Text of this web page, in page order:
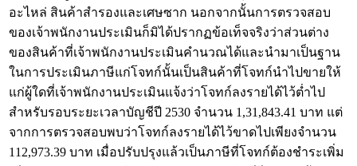
อะไหล่ สินค้าสำรองและเศษซาก นอกจากนั้นการตรวจสอบ
ของเจ้าพนักงานประเมินก็มิได้ปรากฏข้อเท็จจริงว่าส่วนต่าง
ของสินค้าที่เจ้าพนักงานประเมินคำนวณได้และนำมาเป็นฐาน
ในการประเมินภาษีแก่โจทก์นั้นเป็นสินค้าที่โจทก์นำไปขายให้
แก่ผู้ใดที่เจ้าพนักงานประเมินแจ้งว่าโจทก์ลงรายได้ไว้ต่ำไป
สำหรับรอบระยะเวลาบัญชีปี 2530 จำนวน 1,31,843.41 บาท แต่
จากการตรวจสอบพบว่าโจทก์ลงรายได้ไว้ขาดไปเพียงจำนวน
112,973.39 บาท เมื่อปรับปรุงแล้วเป็นภาษีที่โจทก์ต้องชำระเพิ่ม